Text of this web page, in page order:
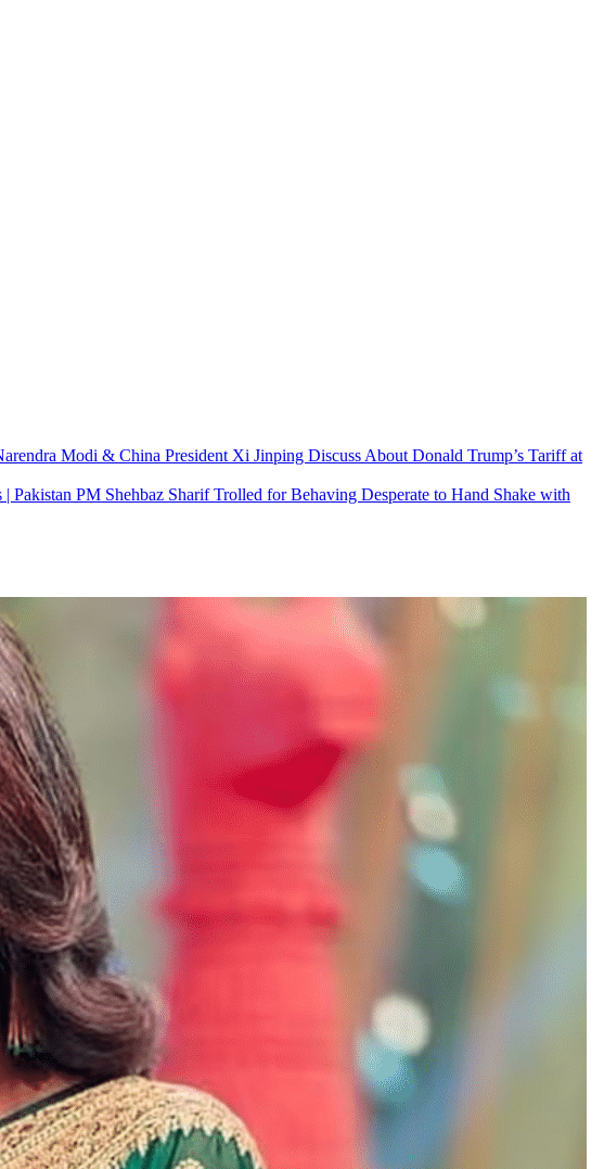
Narendra Modi & China President Xi Jinping Discuss About Donald Trump’s Tariff at
| Pakistan PM Shehbaz Sharif Trolled for Behaving Desperate to Hand Shake with